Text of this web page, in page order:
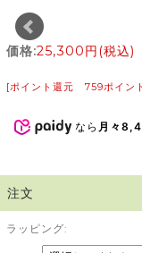
価格:25,300円 (税込)
[ポイント還元 759ポイン
なら 月々
注文
ラッピング: